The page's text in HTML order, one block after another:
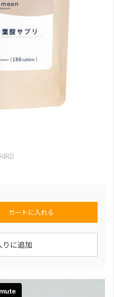
カートに入れる
りに追加